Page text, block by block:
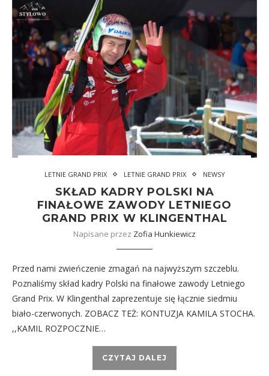
LETNIE GRAND PRIX LETNIE GRAND PRIX NEWSY
SKŁAD KADRY POLSKI NA
FINAŁOWE ZAWODY LETNIEGO
GRAND PRIX W KLINGENTHAL
Napisane przez Zofia Hunkiewicz
Przed nami zwieńczenie zmagań na najwyższym szczeblu.
Poznaliśmy skład kadry Polski na finałowe zawody Letniego
Grand Prix. W Klingenthal zaprezentuje się łącznie siedmiu
biało-czerwonych. ZOBACZ TEŻ: KONTUZJA KAMILA STOCHA.
,,KAMIL ROZPOCZNIE…
CZYTAJ DALEJ